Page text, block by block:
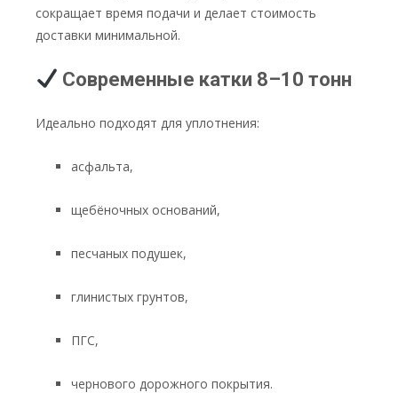
сокращает время подачи и делает стоимость
доставки минимальной.
Современные катки 8–10 тонн
Идеально подходят для уплотнения:
асфальта,
щебёночных оснований,
песчаных подушек,
глинистых грунтов,
ПГС,
чернового дорожного покрытия.